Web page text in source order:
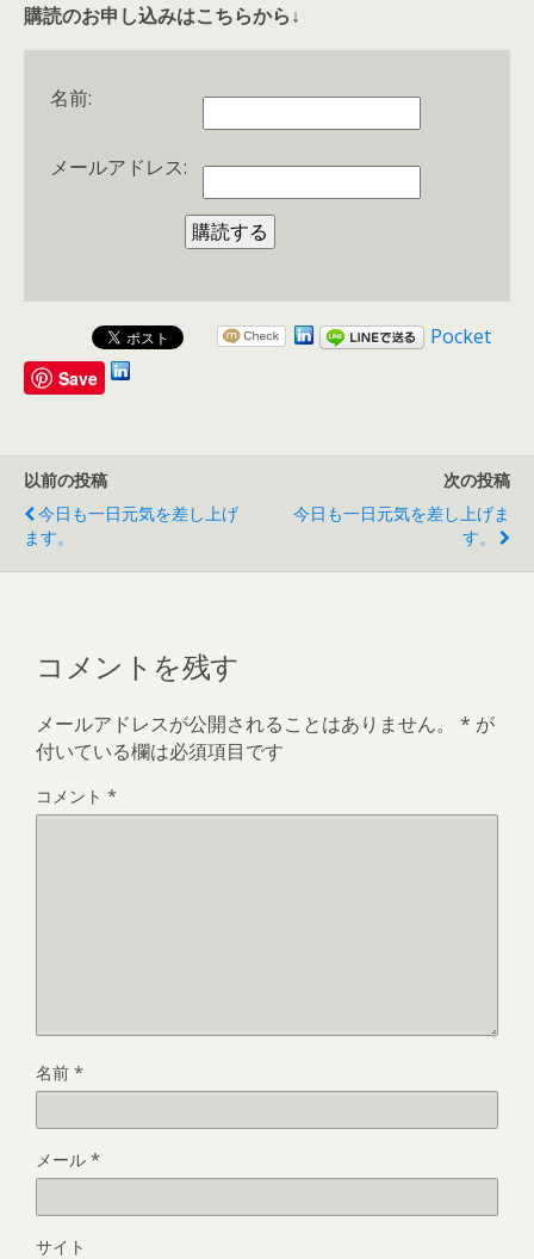
購読のお申し込みはこちらから↓
名前:
メールアドレス:
Pocket
Save
以前の投稿
今日も一日元気を差し上げ
ます。
次の投稿
今日も一日元気を差し上げま
す。
コメントを残す
メールアドレスが公開されることはありません。 * が
付いている欄は必須項目です
コメント *
名前 *
メール *
サイト